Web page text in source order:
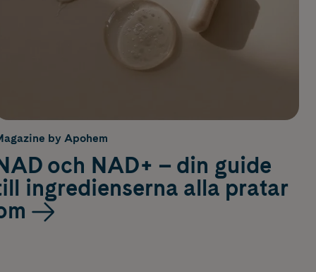
by Apohem
och NAD+ – din guide
ingredienserna alla pratar